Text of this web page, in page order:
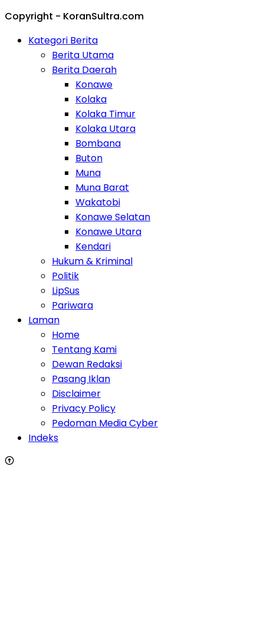
Copyright - KoranSultra.com
Kategori Berita
Berita Utama
Berita Daerah
Konawe
Kolaka
Kolaka Timur
Kolaka Utara
Bombana
Buton
Muna
Muna Barat
Wakatobi
Konawe Selatan
Konawe Utara
Kendari
Hukum & Kriminal
Politik
LipSus
Pariwara
Laman
Home
Tentang Kami
Dewan Redaksi
Pasang Iklan
Disclaimer
Privacy Policy
Pedoman Media Cyber
Indeks